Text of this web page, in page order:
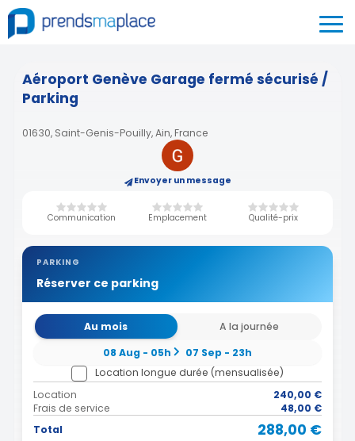
Aéroport Genève Garage fermé sécurisé /
Parking
01630, Saint-Genis-Pouilly, Ain, France
Envoyer un message
Communication Emplacement Qualité-prix
PARKING
Réserver ce parking
Au mois
A la journée
08 Aug - 05h
07 Sep - 23h
Location longue durée (mensualisée)
Location
240,00 €
Frais de service
48,00 €
Total
288,00 €